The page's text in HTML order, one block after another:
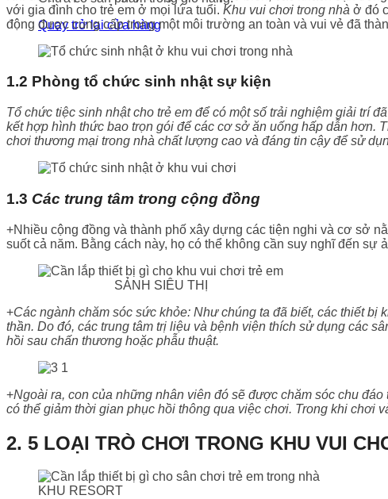
Quay trở lại cửa hàng
với gia đình cho trẻ em ở mọi lứa tuổi. Khu vui chơi trong nhà ở đó
động được cung cấp trong một môi trường an toàn và vui vẻ đã
1.2 Phòng tổ chức sinh nhật sự kiện
Tổ chức tiệc sinh nhật cho trẻ em để có một số trải nghiệm giải trí
kết hợp hình thức bao trọn gói để các cơ sở ăn uống hấp dẫn hơn.
chơi thương mại trong nhà chất lượng cao và đáng tin cậy để sử
1.3 Các trung tâm trong cộng đồng
+Nhiều cộng đồng và thành phố xây dựng các tiện nghi và cơ sở
suốt cả năm. Bằng cách này, họ có thể không cần suy nghĩ đến
SẢNH SIÊU THỊ
+Các ngành chăm sóc sức khỏe: Như chúng ta đã biết, các thiết
thần. Do đó, các trung tâm trị liệu và bệnh viện thích sử dụng các
hồi sau chấn thương hoặc phẫu thuật.
+Ngoài ra, con của những nhân viên đó sẽ được chăm sóc chu
có thể giảm thời gian phục hồi thông qua việc chơi. Trong khi chơi
2. 5 LOẠI TRÒ CHƠI TRONG KHU VUI
KHU RESORT